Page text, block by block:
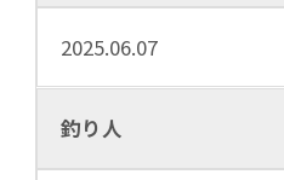
2025.06.07
釣り人